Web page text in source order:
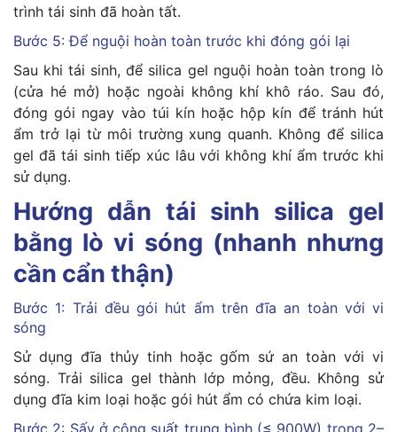
trình tái sinh đã hoàn tất.
Bước 5: Để nguội hoàn toàn trước khi đóng gói lại
Sau khi tái sinh, để silica gel nguội hoàn toàn trong lò
(cửa hé mở) hoặc ngoài không khí khô ráo. Sau đó,
đóng gói ngay vào túi kín hoặc hộp kín để tránh hút
ẩm trở lại từ môi trường xung quanh. Không để silica
gel đã tái sinh tiếp xúc lâu với không khí ẩm trước khi
sử dụng.
Hướng dẫn tái sinh silica gel
bằng lò vi sóng (nhanh nhưng
cần cẩn thận)
Bước 1: Trải đều gói hút ẩm trên đĩa an toàn với vi
sóng
Sử dụng đĩa thủy tinh hoặc gốm sứ an toàn với vi
sóng. Trải silica gel thành lớp mỏng, đều. Không sử
dụng đĩa kim loại hoặc gói hút ẩm có chứa kim loại.
Bước 2: Sấy ở công suất trung bình (≤ 900W) trong 2–